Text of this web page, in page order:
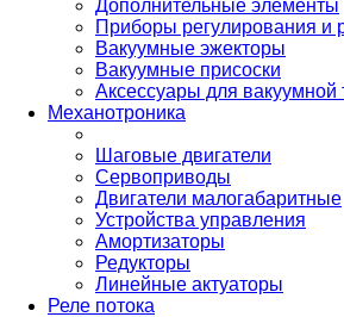
Дополнительные элементы
Приборы регулирования и
Вакуумные эжекторы
Вакуумные присоски
Аксессуары для вакуумной
Механотроника
Шаговые двигатели
Сервоприводы
Двигатели малогабаритные
Устройства управления
Амортизаторы
Редукторы
Линейные актуаторы
Реле потока